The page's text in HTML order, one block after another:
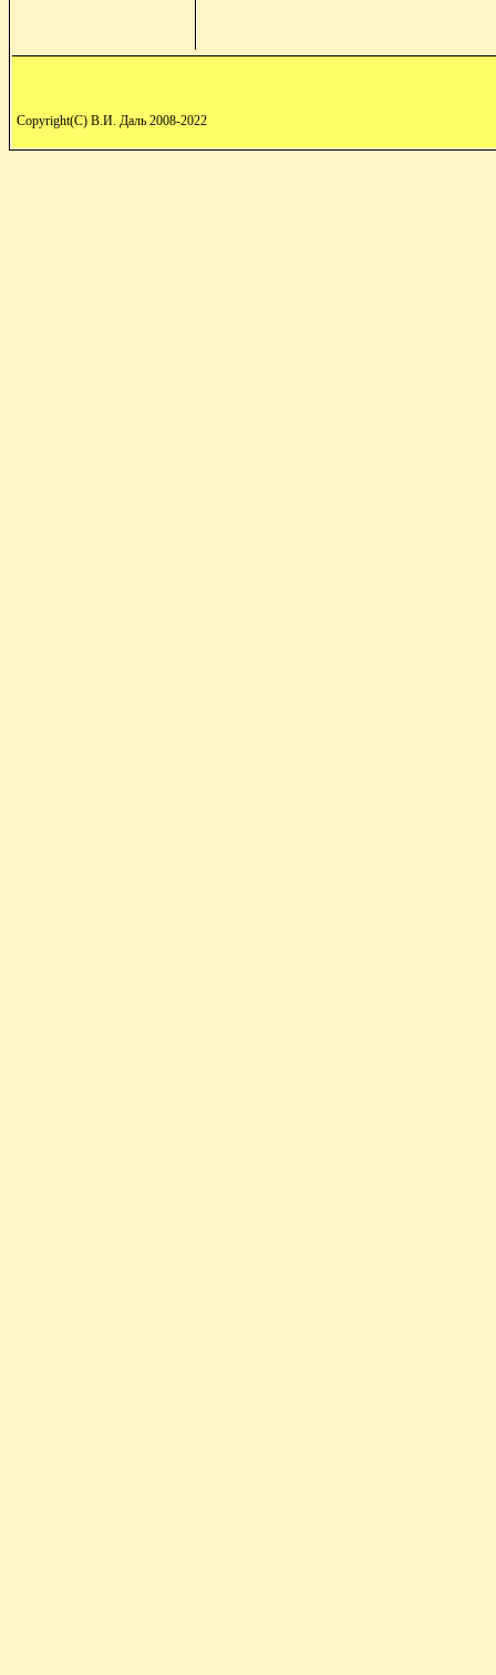
Copyright(C) В.И. Даль 2008-2022